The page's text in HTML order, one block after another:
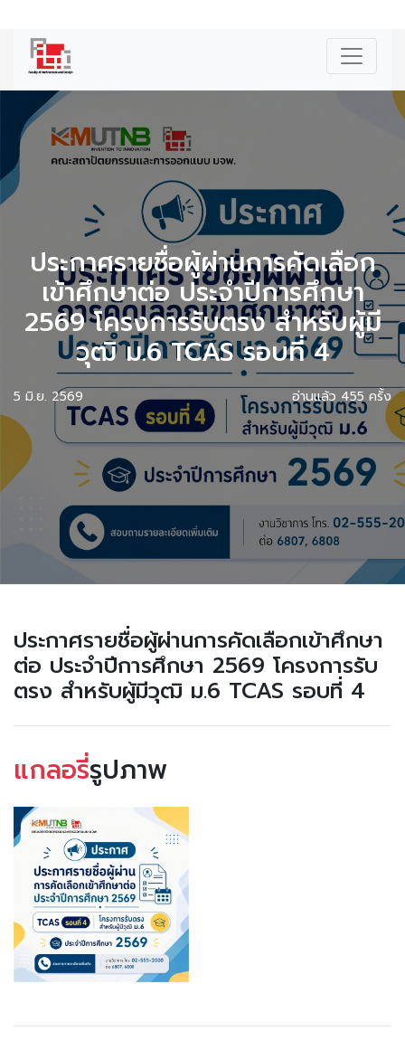
ประกาศรายชื่อผู้ผ่านการคัดเลือก
เข้าศึกษาต่อ ประจำปีการศึกษา
2569 โครงการรับตรง สำหรับผู้มี
วุฒิ ม.6 TCAS รอบที่ 4
5 มิ.ย. 2569 อ่านแล้ว 455 ครั้ง
ประกาศรายชื่อผู้ผ่านการคัดเลือกเข้าศึกษา
ต่อ ประจำปีการศึกษา 2569 โครงการรับ
ตรง สำหรับผู้มีวุฒิ ม.6 TCAS รอบที่ 4
แกลอรี่รูปภาพ